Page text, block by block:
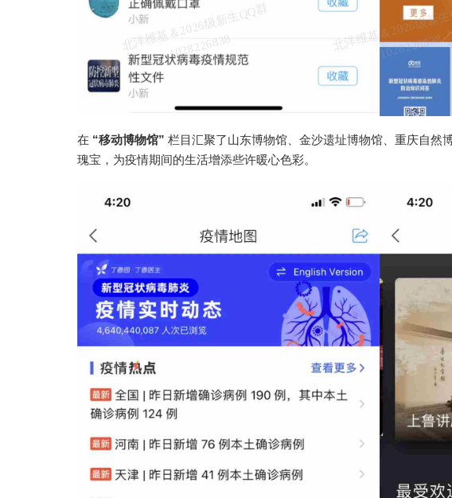
在 “移动博物馆” 栏目汇聚了山东博物馆、金沙遗址博物馆、重庆自然
瑰宝，为疫情期间的生活增添些许暖心色彩。
北
洋
维
基
＆
2
0
2
6
级
新
生
Q
Q
群
1
0
2
8
2
2
6
8
3
8 维
8